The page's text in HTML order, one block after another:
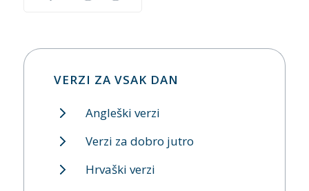
VERZI ZA VSAK DAN
Angleški verzi
Verzi za dobro jutro
Hrvaški verzi